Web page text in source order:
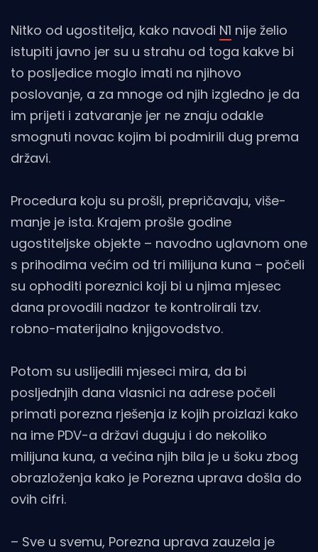
Nitko od ugostitelja, kako navodi N1 nije želio
istupiti javno jer su u strahu od toga kakve bi
to posljedice moglo imati na njihovo
poslovanje, a za mnoge od njih izgledno je da
im prijeti i zatvaranje jer ne znaju odakle
smognuti novac kojim bi podmirili dug prema
državi.
Procedura koju su prošli, prepričavaju, više-
manje je ista. Krajem prošle godine
ugostiteljske objekte – navodno uglavnom one
s prihodima većim od tri milijuna kuna – počeli
su ophoditi poreznici koji bi u njima mjesec
dana provodili nadzor te kontrolirali tzv.
robno-materijalno knjigovodstvo.
Potom su uslijedili mjeseci mira, da bi
posljednjih dana vlasnici na adrese počeli
primati porezna rješenja iz kojih proizlazi kako
na ime PDV-a državi duguju i do nekoliko
milijuna kuna, a većina njih bila je u šoku zbog
obrazloženja kako je Porezna uprava došla do
ovih cifri.
– Sve u svemu, Porezna uprava zauzela je